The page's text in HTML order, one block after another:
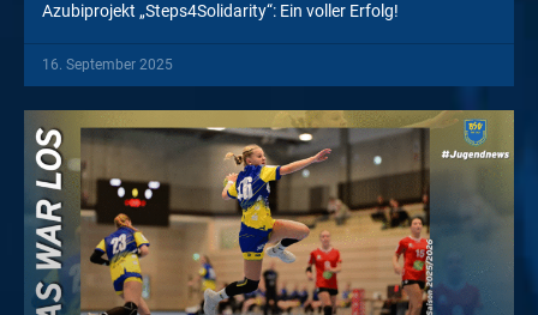
Azubiprojekt „Steps4Solidarity“: Ein voller Erfolg!
16. September 2025